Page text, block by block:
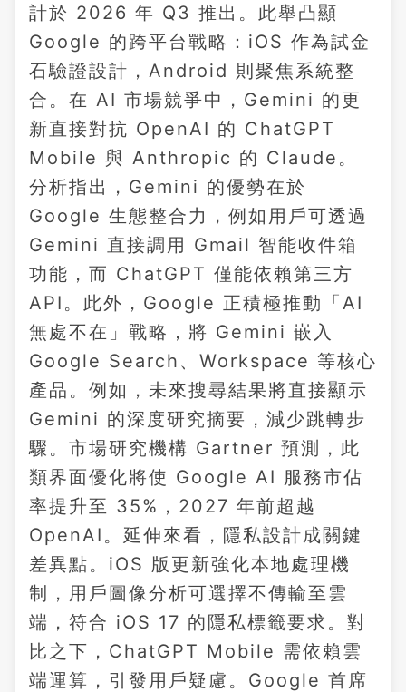
計於 2026 年 Q3 推出。此舉凸顯
Google 的跨平台戰略：iOS 作為試金
石驗證設計，Android 則聚焦系統整
合。在 AI 市場競爭中，Gemini 的更
新直接對抗 OpenAI 的 ChatGPT
Mobile 與 Anthropic 的 Claude。
分析指出，Gemini 的優勢在於
Google 生態整合力，例如用戶可透過
Gemini 直接調用 Gmail 智能收件箱
功能，而 ChatGPT 僅能依賴第三方
API。此外，Google 正積極推動「AI
無處不在」戰略，將 Gemini 嵌入
Google Search、Workspace 等核心
產品。例如，未來搜尋結果將直接顯示
Gemini 的深度研究摘要，減少跳轉步
驟。市場研究機構 Gartner 預測，此
類界面優化將使 Google AI 服務市佔
率提升至 35%，2027 年前超越
OpenAI。延伸來看，隱私設計成關鍵
差異點。iOS 版更新強化本地處理機
制，用戶圖像分析可選擇不傳輸至雲
端，符合 iOS 17 的隱私標籤要求。對
比之下，ChatGPT Mobile 需依賴雲
端運算，引發用戶疑慮。Google 首席